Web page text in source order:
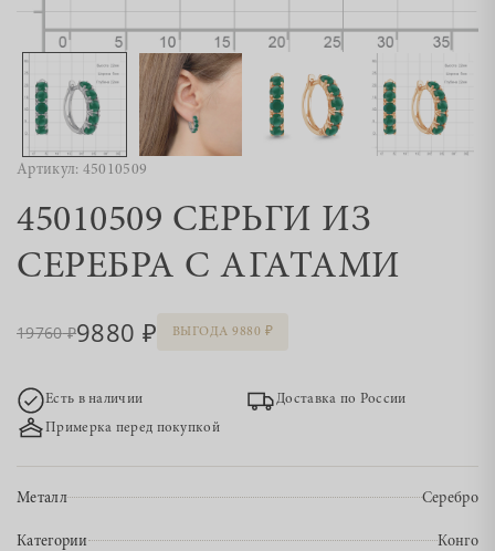
Артикул: 45010509
45010509 СЕРЬГИ ИЗ
СЕРЕБРА С АГАТАМИ
19760 9880 ВЫГОДА 9880
Есть в наличии
Доставка по России
Примерка перед покупкой
Металл Серебро
Категории Конго